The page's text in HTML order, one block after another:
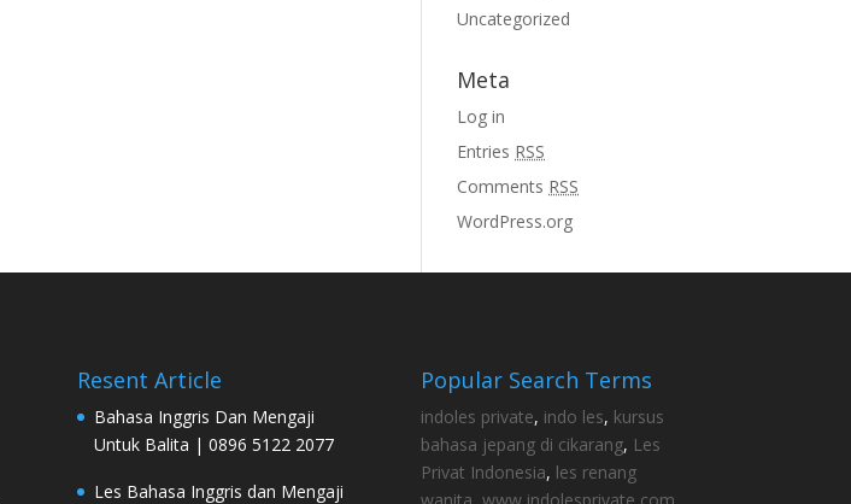
Uncategorized
Meta
Log in
Entries RSS
Comments RSS
WordPress.org
Resent Article
Bahasa Inggris Dan Mengaji
Untuk Balita | 0896 5122 2077
Les Bahasa Inggris dan Mengaji
Popular Search Terms
indoles private, indo les, kursus
bahasa jepang di cikarang, Les
Privat Indonesia, les renang